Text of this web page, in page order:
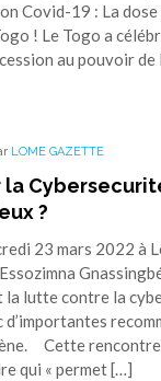
Covid-19 : La
! Le Togo a
au pouvoir
LOME GAZETTE
la
?
23 mars 2022 à
la lutte contre la
d’importantes
Cette rencontre
qui « permet […]